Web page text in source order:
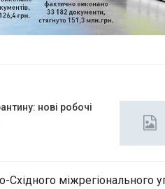
нові робочі
міжрегіонального